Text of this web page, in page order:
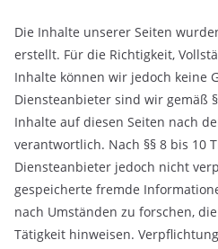
Die Inhalte unserer Seiten
erstellt. Für die Richtigkeit,
Inhalte können wir jedoch keine
Diensteanbieter sind wir gemäß
Inhalte auf diesen Seiten nach
verantwortlich. Nach §§ 8 bis 10
Diensteanbieter jedoch nicht
gespeicherte fremde
nach Umständen zu forschen,
Tätigkeit hinweisen.